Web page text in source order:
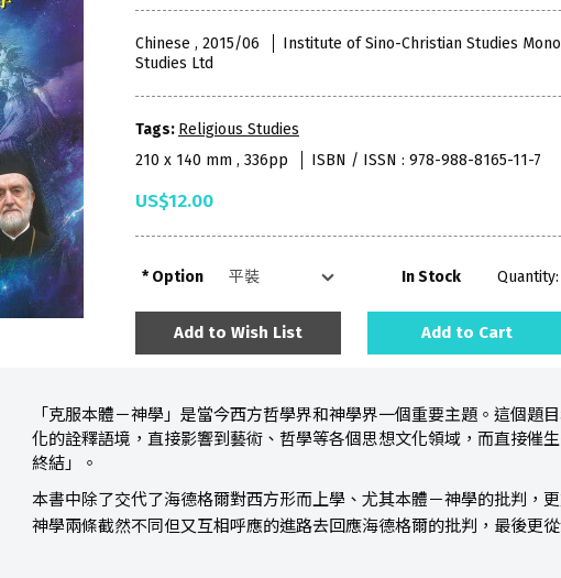
Chinese , 2015/06 Institute of Sino-Christian Studies
Studies Ltd
Tags: Religious Studies
210 x 140 mm , 336pp
ISBN / ISSN : 978-988-8165-11-7
US$12.00
Option In Stock Quantity:
Add to Wish List Add to Cart
「克服本體－神學」是當今西方哲學界和神學界一個重要主題。這個
化的詮釋語境，直接影響到藝術、哲學等各個思想文化領域，而直接催
終結」。
本書中除了交代了海德格爾對西方形而上學、尤其本體－神學的批判，
神學兩條截然不同但又互相呼應的進路去回應海德格爾的批判，最後更